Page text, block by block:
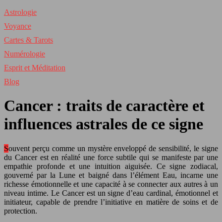
Astrologie
Voyance
Cartes & Tarots
Numérologie
Esprit et Méditation
Blog
Cancer : traits de caractère et
influences astrales de ce signe
Souvent perçu comme un mystère enveloppé de sensibilité, le signe
du Cancer est en réalité une force subtile qui se manifeste par une
empathie profonde et une intuition aiguisée. Ce signe zodiacal,
gouverné par la Lune et baigné dans l’élément Eau, incarne une
richesse émotionnelle et une capacité à se connecter aux autres à un
niveau intime. Le Cancer est un signe d’eau cardinal, émotionnel et
initiateur, capable de prendre l’initiative en matière de soins et de
protection.